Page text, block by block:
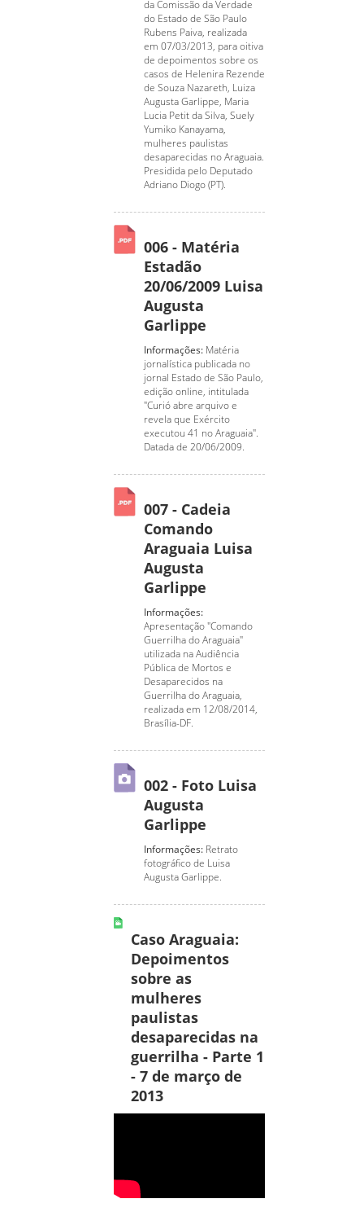
da Comissão da Verdade
do Estado de São Paulo
Rubens Paiva, realizada
em 07/03/2013, para oitiva
de depoimentos sobre os
casos de Helenira Rezende
de Souza Nazareth, Luiza
Augusta Garlippe, Maria
Lucia Petit da Silva, Suely
Yumiko Kanayama,
mulheres paulistas
desaparecidas no Araguaia.
Presidida pelo Deputado
Adriano Diogo (PT).
006 - Matéria
Estadão
20/06/2009 Luisa
Augusta
Garlippe
Informações: Matéria
jornalística publicada no
jornal Estado de São Paulo,
edição online, intitulada
"Curió abre arquivo e
revela que Exército
executou 41 no Araguaia".
Datada de 20/06/2009.
007 - Cadeia
Comando
Araguaia Luisa
Augusta
Garlippe
Informações:
Apresentação "Comando
Guerrilha do Araguaia"
utilizada na Audiência
Pública de Mortos e
Desaparecidos na
Guerrilha do Araguaia,
realizada em 12/08/2014,
Brasília-DF.
002 - Foto Luisa
Augusta
Garlippe
Informações: Retrato
fotográfico de Luisa
Augusta Garlippe.
Caso Araguaia:
Depoimentos
sobre as
mulheres
paulistas
desaparecidas na
guerrilha - Parte 1
- 7 de março de
2013